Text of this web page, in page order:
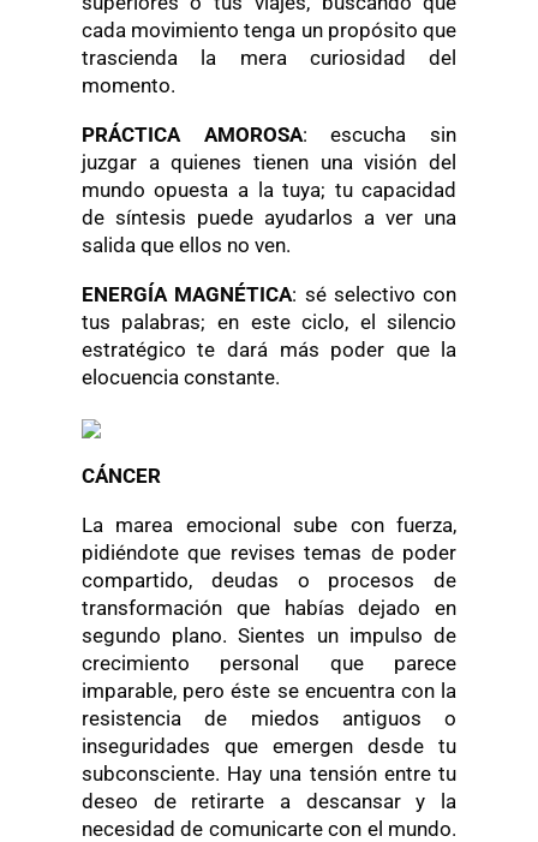
cada movimiento tenga un propósito que
trascienda la mera curiosidad del
momento.
PRÁCTICA AMOROSA: escucha sin
juzgar a quienes tienen una visión del
mundo opuesta a la tuya; tu capacidad
de síntesis puede ayudarlos a ver una
salida que ellos no ven.
ENERGÍA MAGNÉTICA: sé selectivo con
tus palabras; en este ciclo, el silencio
estratégico te dará más poder que la
elocuencia constante.
CÁNCER
La marea emocional sube con fuerza,
pidiéndote que revises temas de poder
compartido, deudas o procesos de
transformación que habías dejado en
segundo plano. Sientes un impulso de
crecimiento personal que parece
imparable, pero éste se encuentra con la
resistencia de miedos antiguos o
inseguridades que emergen desde tu
subconsciente. Hay una tensión entre tu
deseo de retirarte a descansar y la
necesidad de comunicarte con el mundo.